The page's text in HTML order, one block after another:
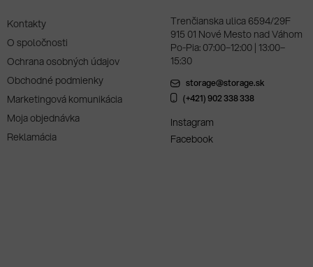
Kontakty
O spoločnosti
Ochrana osobných údajov
Obchodné podmienky
Marketingová komunikácia
Moja objednávka
Reklamácia
Trenčianska ulica 6594/29F
915 01 Nové Mesto nad Váhom
Po-Pia: 07:00–12:00 | 13:00–
15:30
storage@storage.sk
(+421) 902 338 338
Instagram
Facebook